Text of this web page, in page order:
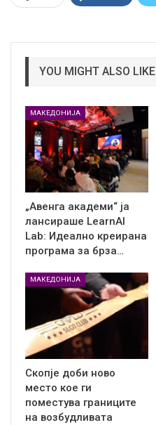
YOU MIGHT ALSO LIKE
МАКЕДОНИЈА
„Авенга академи“ ја
лансираше LearnAI
Lab: Идеално креирана
програма за брза…
МАКЕДОНИЈА
Скопје доби ново
место кое ги
поместува границите
на возбудливата